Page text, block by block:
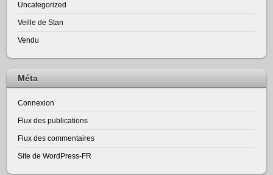
Uncategorized
Veille de Stan
Vendu
Méta
Connexion
Flux des publications
Flux des commentaires
Site de WordPress-FR